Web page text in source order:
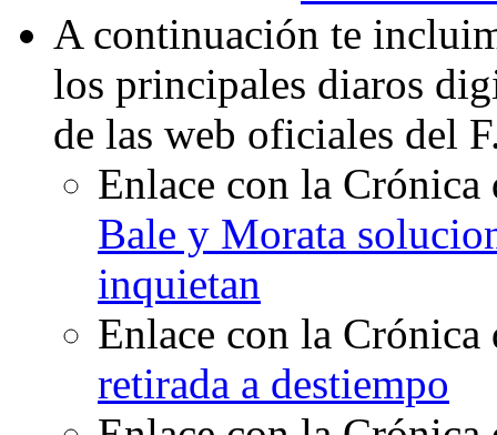
A continuación te
los principales diaros
de las web oficiales del
Enlace con la
Bale y Morata
inquietan
Enlace con la
retirada a destiempo